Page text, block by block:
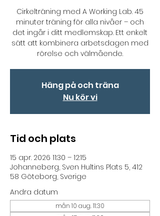
Cirkelträning med A Working Lab. 45
minuter träning för alla nivåer – och
det ingår i ditt medlemskap. Ett enkelt
sätt att kombinera arbetsdagen med
rörelse och välmående.
Häng på och träna
Nu kör vi
Tid och plats
15 apr. 2026 11:30 – 12:15
Johanneberg, Sven Hultins Plats 5, 412
58 Göteborg, Sverige
Andra datum
mån 10 aug. 11:30